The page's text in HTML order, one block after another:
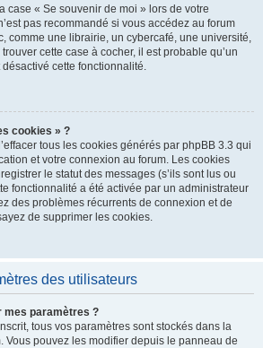
case « Se souvenir de moi » lors de votre
pas recommandé si vous accédez au forum
comme une librairie, un cybercafé, une université,
cette case à cocher, il est probable qu’un
cette fonctionnalité.
cookies » ?
tous les cookies générés par phpBB 3.3 qui
et votre connexion au forum. Les cookies
le statut des messages (s’ils sont lus ou
fonctionnalité a été activée par un administrateur
des problèmes récurrents de connexion et de
de supprimer les cookies.
des utilisateurs
mes paramètres ?
tous vos paramètres sont stockés dans la
Vous pouvez les modifier depuis le panneau de